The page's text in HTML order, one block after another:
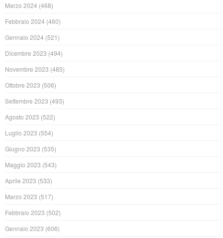
Marzo 2024 (468)
Febbraio 2024 (460)
Gennaio 2024 (521)
Dicembre 2023 (494)
Novembre 2023 (485)
Ottobre 2023 (506)
Settembre 2023 (493)
Agosto 2023 (522)
Luglio 2023 (554)
Giugno 2023 (535)
Maggio 2023 (543)
Aprile 2023 (533)
Marzo 2023 (517)
Febbraio 2023 (502)
Gennaio 2023 (606)